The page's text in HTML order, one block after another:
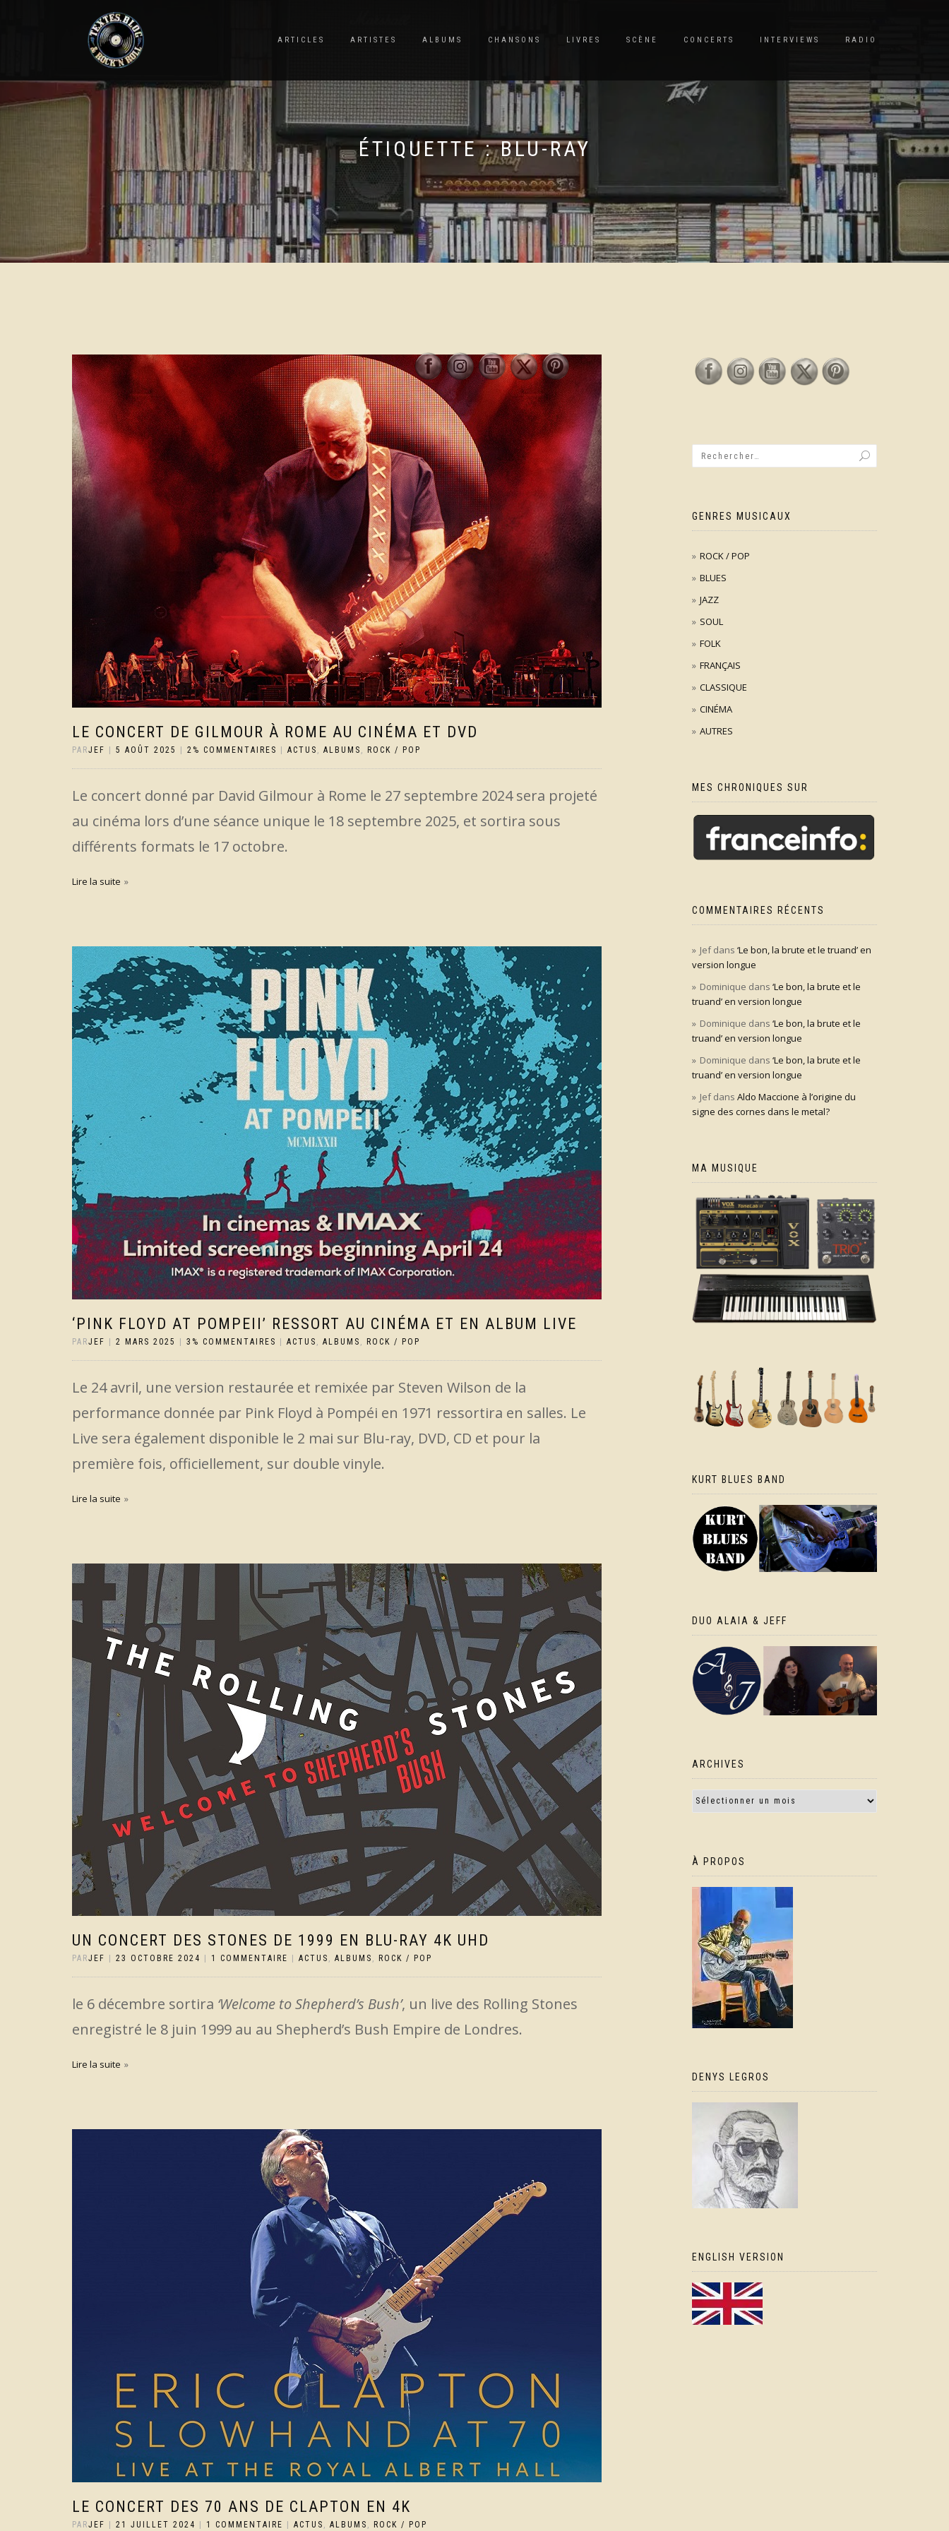
ARTICLES ARTISTES ALBUMS CHANSONS LIVRES SCÈNE CONCERTS INTERVIEWS RADIO
ÉTIQUETTE :BLU-RAY
LE CONCERT DE GILMOUR À ROME AU CINÉMA ET DVD
PARJEF 5 AOÛT 2025 2% COMMENTAIRES ACTUS , ALBUMS , ROCK / POP
Le concert donné par David Gilmour à Rome le 27 septembre 2024 sera projeté
au cinéma lors d’une séance unique le 18 septembre 2025, et sortira sous
différents formats le 17 octobre.
Lire la suite
‘PINK FLOYD AT POMPEII’ RESSORT AU CINÉMA ET EN ALBUM LIVE
PARJEF 2 MARS 2025 3% COMMENTAIRES ACTUS , ALBUMS , ROCK / POP
Le 24 avril, une version restaurée et remixée par Steven Wilson de la
performance donnée par Pink Floyd à Pompéi en 1971 ressortira en salles. Le
Live sera également disponible le 2 mai sur Blu-ray, DVD, CD et pour la
première fois, officiellement, sur double vinyle.
Lire la suite
UN CONCERT DES STONES DE 1999 EN BLU-RAY 4K UHD
PARJEF 23 OCTOBRE 2024 1 COMMENTAIRE ACTUS , ALBUMS , ROCK / POP
le 6 décembre sortira ‘Welcome to Shepherd’s Bush’, un live des Rolling Stones
enregistré le 8 juin 1999 au au Shepherd’s Bush Empire de Londres.
Lire la suite
LE CONCERT DES 70 ANS DE CLAPTON EN 4K
PARJEF 21 JUILLET 2024 1 COMMENTAIRE ACTUS , ALBUMS , ROCK / POP
GENRES MUSICAUX
ROCK / POP
BLUES
JAZZ
SOUL
FOLK
FRANÇAIS
CLASSIQUE
CINÉMA
AUTRES
MES CHRONIQUES SUR
COMMENTAIRES RÉCENTS
Jefdans ‘Le bon, la brute et le truand’ en
version longue
Dominique dans ‘Le bon, la brute et le
truand’ en version longue
Dominique dans ‘Le bon, la brute et le
truand’ en version longue
Dominique dans ‘Le bon, la brute et le
truand’ en version longue
Jefdans Aldo Maccione à l’origine du
signe des cornes dans le metal?
MA MUSIQUE
KURT BLUES BAND
DUO ALAIA & JEFF
ARCHIVES
À PROPOS
DENYS LEGROS
ENGLISH VERSION